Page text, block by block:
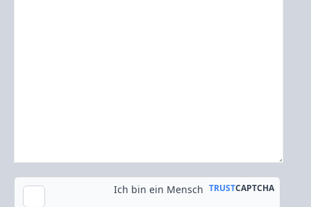
Kopie an meine E-Mail-Adresse senden